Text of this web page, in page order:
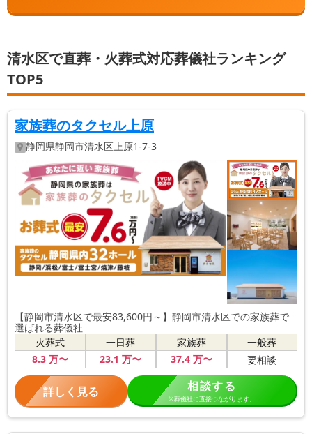
清水区で直葬・火葬式対応葬儀社ランキング
TOP5
家族葬のタクセル上原
静岡県静岡市清水区 上原1-7-3
【静岡市清水区で最安83,600円～】静岡市清水区での家族葬で
選ばれる葬儀社
火葬式
8.3万〜
一日葬
23.1 万〜
家族葬
37.4万〜
一般葬
要相談
詳しく見る 相談する
※葬儀社に直接つながります。